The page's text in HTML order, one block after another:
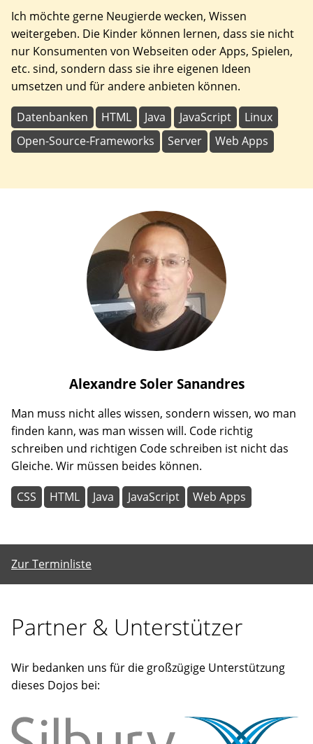
Ich möchte gerne Neugierde wecken, Wissen
weitergeben. Die Kinder können lernen, dass sie nicht
nur Konsumenten von Webseiten oder Apps, Spielen,
etc. sind, sondern dass sie ihre eigenen Ideen
umsetzen und für andere anbieten können.
Datenbanken HTML Java JavaScript
Linux
Open-Source-Frameworks
Server Web Apps
Alexandre Soler Sanandres
Man muss nicht alles wissen, sondern wissen, wo man
finden kann, was man wissen will. Code richtig
schreiben und richtigen Code schreiben ist nicht das
Gleiche. Wir müssen beides können.
CSS HTML Java JavaScript Web Apps
Zur Terminliste
Partner & Unterstützer
Wir bedanken uns für die großzügige Unterstützung
dieses Dojos bei: